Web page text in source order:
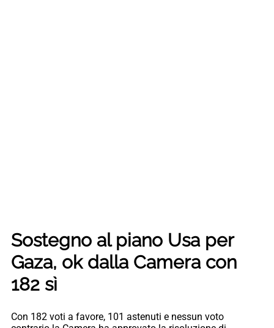
Sostegno al piano Usa per
Gaza, ok dalla Camera con
182 sì
Con 182 voti a favore, 101 astenuti e nessun voto